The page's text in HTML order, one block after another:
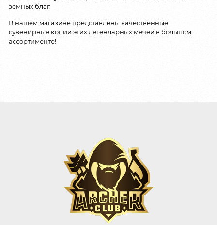
земных благ.
В нашем магазине представлены качественные
сувенирные копии этих легендарных мечей в большом
ассортименте!